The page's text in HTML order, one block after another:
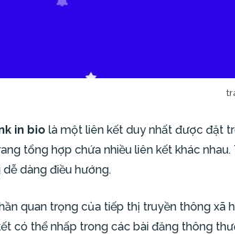
in bio là một liên kết duy nhất được đặt
tổng hợp chứa nhiều liên kết khác
dàng điều hướng.
quan trọng của tiếp thị truyền thông
có thể nhấp trong các bài đăng thông